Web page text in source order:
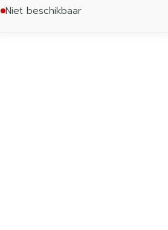
Niet beschikbaar